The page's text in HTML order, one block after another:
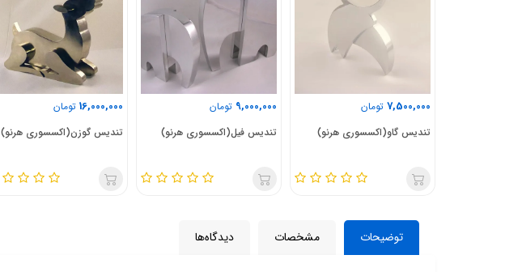
9,000,000 تومان
تندیس فیل(اکسسوری هرنو)
16,000,000 تومان
تندیس گوزن(اکسسوری هرنو)
10,650,000 تومان
تندیس هندسه(اکسسوری هرنو)
توضیحات مشخصات دیدگاه‌ها